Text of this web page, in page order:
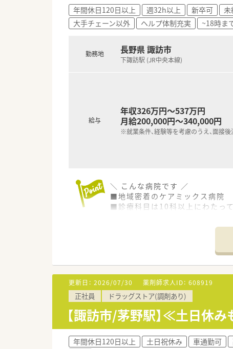
年間休日120日以上 週32h以上 新卒可
大手チェーン以外
ヘルプ体制充実 ~18時ま
勤務地 長野県 諏訪市
下諏訪駅 (JR中央本線)
給与
年収326万円～537万円
月給200,000円～340,000円
※就業条件、経験等を考慮のうえ、面接後
＼ こんな病院です ／
■地域密着のケアミックス病院
■診療科目は10科以上にわたっ
■共済制度や奨学金制度もあり
■年間休日122日！残業は月5時
更新日： 2026/07/30 薬剤師求人ID： 608919
正社員 ドラッグストア(調剤あり)
【諏訪市/茅野駅】≪土日休
年間休日120日以上 土日祝休み 車通勤可